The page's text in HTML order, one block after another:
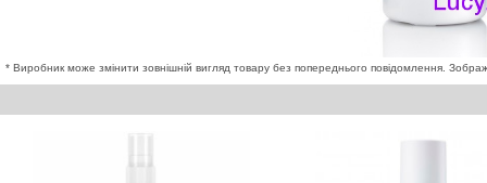
* Виробник може змінити зовнішній вигляд товару без попереднього повідомлення.